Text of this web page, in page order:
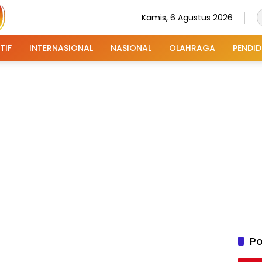
Kamis, 6 Agustus 2026
INTERNASIONAL NASIONAL OLAHRAGA